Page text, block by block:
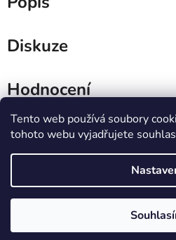
Tento web používá soubory
tohoto webu vyjadřujete
Diskuze
Hodnocení
IT e-
Vytvořil
PCL Štětí